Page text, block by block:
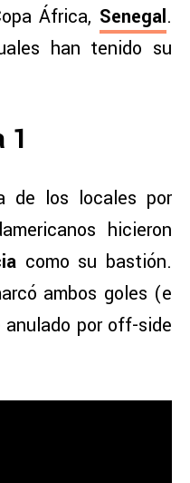
África, Senegal.
han tenido su
1
de los locales por
hicieron
como su bastión.
ambos goles (e
por off-side